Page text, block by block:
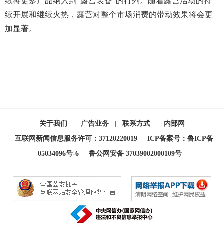
续开展和继续火热，露营对整个市场消费的带动效果将会更
加显著。
关于我们 广告业务 联系方式
内部网
互联网新闻信息服务许可：37120220019
ICP备案号：鲁ICP备
05034096号-6
鲁公网安备 37039002000109号